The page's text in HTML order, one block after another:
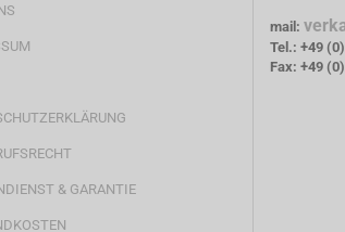
& GARANTIE
mail:
Tel.: +49
Fax: +49